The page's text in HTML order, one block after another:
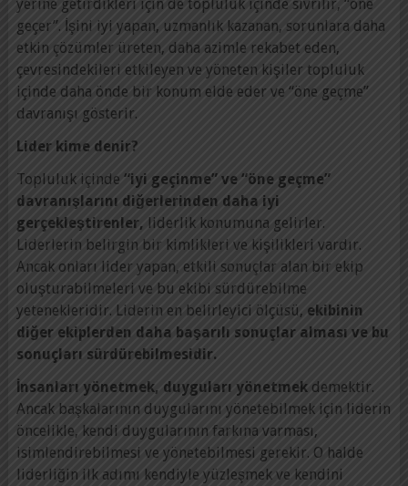
yerine getirdikleri için de topluluk içinde sivrilir, “öne
geçer”. İşini iyi yapan, uzmanlık kazanan, sorunlara daha
etkin çözümler üreten, daha azimle rekabet eden,
çevresindekileri etkileyen ve yöneten kişiler topluluk
içinde daha önde bir konum elde eder ve “öne geçme”
davranışı gösterir.
Lider kime denir?
Topluluk içinde “iyi geçinme” ve “öne geçme”
davranışlarını diğerlerinden daha iyi
gerçekleştirenler, liderlik konumuna gelirler.
Liderlerin belirgin bir kimlikleri ve kişilikleri vardır.
Ancak onları lider yapan, etkili sonuçlar alan bir ekip
oluşturabilmeleri ve bu ekibi sürdürebilme
yetenekleridir. Liderin en belirleyici ölçüsü, ekibinin
diğer ekiplerden daha başarılı sonuçlar alması ve bu
sonuçları sürdürebilmesidir.
İnsanları yönetmek, duyguları yönetmekdemektir.
Ancak başkalarının duygularını yönetebilmek için liderin
öncelikle, kendi duygularının farkına varması,
isimlendirebilmesi ve yönetebilmesi gerekir. O halde
liderliğin ilk adımı kendiyle yüzleşmek ve kendini